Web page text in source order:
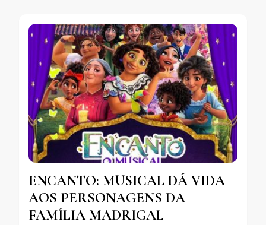
ENCANTO: MUSICAL DÁ VIDA
AOS PERSONAGENS DA
FAMÍLIA MADRIGAL